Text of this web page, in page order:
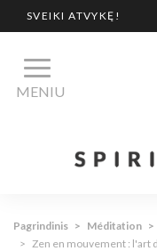
SVEIKI ATVYKĘ!
MENIU
Pagrindinis > Méditation >
> Zen en mouvement : l'art